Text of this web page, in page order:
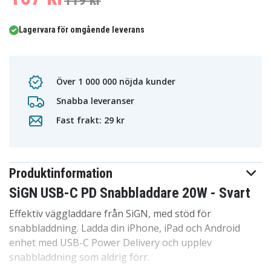
Lagervara för omgående leverans
Över 1 000 000 nöjda kunder
Snabba leveranser
Fast frakt: 29 kr
Produktinformation
SiGN USB-C PD Snabbladdare 20W - Svart
Effektiv väggladdare från SiGN, med stöd för
snabbladdning. Ladda din iPhone, iPad och Android
enhet med USB-C Power Delivery och upplev
snabbladdning som aldrig förr.